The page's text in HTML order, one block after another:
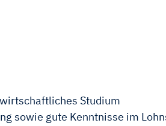
Studium
sowie gute Kenntnisse im